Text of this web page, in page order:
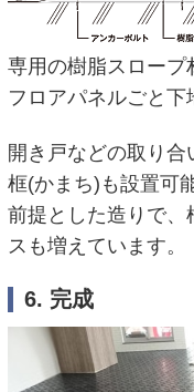
専用の樹脂スロープ
フロアパネルごと下
開き戸などの取り
框(かまち)も設置可
前提とした造りで、
スも増えています。
6. 完成